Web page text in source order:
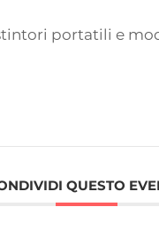
portatili e
QUESTO